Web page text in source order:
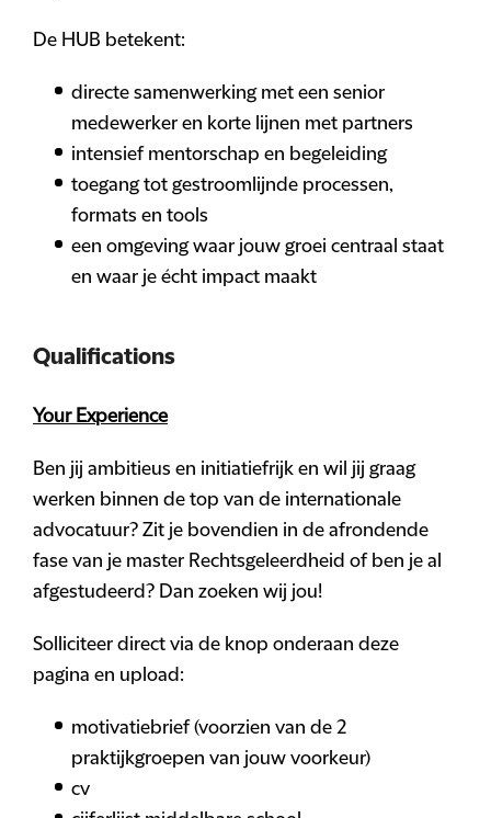
De HUB betekent:
directe samenwerking met een senior
medewerker en korte lijnen met partners
intensief mentorschap en begeleiding
toegang tot gestroomlijnde processen,
formats en tools
een omgeving waar jouw groei centraal staat
en waar je écht impact maakt
Qualifications
Your Experience
Ben jij ambitieus en initiatiefrijk en wil jij graag
werken binnen de top van de internationale
advocatuur? Zit je bovendien in de afrondende
fase van je master Rechtsgeleerdheid of ben je al
afgestudeerd? Dan zoeken wij jou!
Solliciteer direct via de knop onderaan deze
pagina en upload:
motivatiebrief (voorzien van de 2
praktijkgroepen van jouw voorkeur)
cv